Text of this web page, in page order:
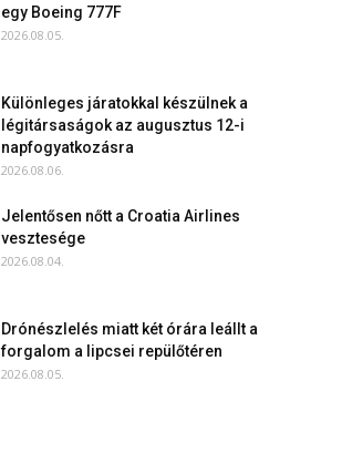
egy Boeing 777F
2026.08.05.
Különleges járatokkal készülnek a
légitársaságok az augusztus 12-i
napfogyatkozásra
2026.08.06.
Jelentősen nőtt a Croatia Airlines
vesztesége
2026.08.04.
Drónészlelés miatt két órára leállt a
forgalom a lipcsei repülőtéren
2026.08.05.